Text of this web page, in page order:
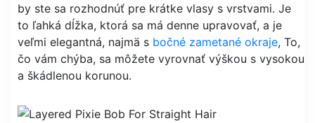
by ste sa rozhodnúť pre krátke vlasy s vrstvami. Je
to ľahká dĺžka, ktorá sa má denne upravovať, a je
veľmi elegantná, najmä s bočné zametané okraje, To,
čo vám chýba, sa môžete vyrovnať výškou s vysokou
a škádlenou korunou.